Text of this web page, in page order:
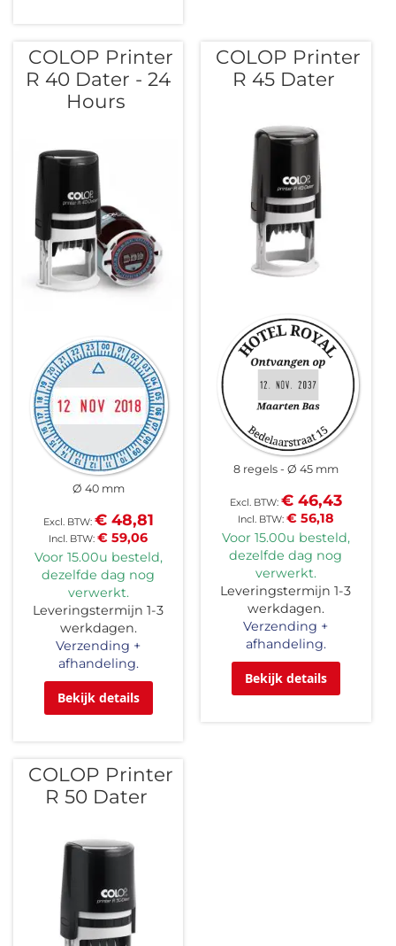
COLOP Printer
R 40 Dater - 24
Hours
Ø 40 mm
€ 59,06
€ 48,81
Voor 15.00u besteld,
dezelfde dag nog
verwerkt.
Leveringstermijn 1-3
werkdagen.
Verzending +
afhandeling.
Bekijk details
COLOP Printer
R 45 Dater
8 regels Ø 45 mm
€ 56,18
€ 46,43
Voor 15.00u besteld,
dezelfde dag nog
verwerkt.
Leveringstermijn 1-3
werkdagen.
Verzending +
afhandeling.
Bekijk details
COLOP Printer
R 50 Dater